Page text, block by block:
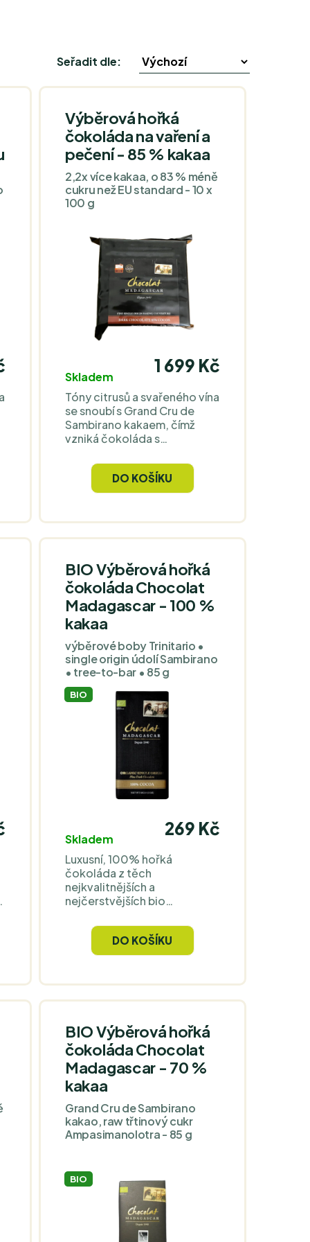
Seřadit dle:
Výběrová hořká
čokoláda na vaření a
pečení - 85 % kakaa
2,2x více kakaa, o 83 % méně
cukru než EU standard - 10 x
100 g
Skladem
1 699 Kč
Tóny citrusů a svařeného vína
se snoubí s Grand Cru de
Sambirano kakaem, čímž
vzniká čokoláda s
sametovou texturou a
dlouhým finišem. Je bez
mléka, doslazená raw
přímo od pěstitele z
Madagaskaru.
DO KOŠÍKU
BIO Výběrová hořká
čokoláda Chocolat
Madagascar - 100 %
kakaa
výběrové boby Trinitario •
single origin údolí Sambirano
• tree-to-bar • 85 g
BIO
Skladem
269 Kč
Luxusní, 100% hořká
čokoláda z těch
nejkvalitnějších a
nejčerstvějších bio
Madagaskaru vyniká
dokonale vyváženou a
komplexní chutí. Skvělá jako
sami trochu rozmazlit.
DO KOŠÍKU
BIO Výběrová hořká
čokoláda Chocolat
Madagascar - 70 %
kakaa
Grand Cru de Sambirano
kakao, raw třtinový cukr
Ampasimanolotra - 85 g
BIO